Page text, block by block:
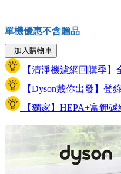
單機優惠不含贈品
加入購物車
【清淨機濾網回購季】
【Dyson戴你出發】登
【獨家】HEPA+富鉀